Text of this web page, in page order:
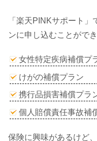
「楽天PINKサポート
ンに申し込むことができ
女性特定疾病補償プ
けがの補償プラン
携行品損害補償プラ
個人賠償責任事故補
保険に興味があるけど